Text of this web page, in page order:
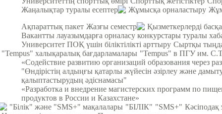
Жаңалықтар туралы есептер
Жұмысқа орналастыру
Ақпараттық пакет Жазғы семестр
Қызметкерлерді
Вакантты лауазымдарға орналасу конкурстары туралы
Университет ПОҚ үшін біліктілікті арттыру Сыртқы
"Tempus" халықаралық бағдарламалары "Tempus" в ПГУ им.
«Содействие развитию организаций образования через
"Өндірістің алдыңғы қатарлы жүйесін әзірлеу және
қалыптастырудың әдіснамасы"
«Разработка и внедрение магистерских программ по
продуктов в России и Казахстане»
"Білік" және "SMS+" мақалалары "БІЛІК" "SMS+"